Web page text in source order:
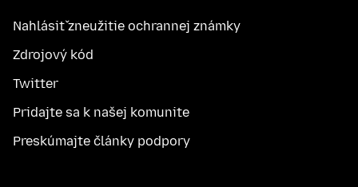
Nahlásiť zneužitie ochrannej známky
Zdrojový kód
Twitter
Pridajte sa k našej komunite
Preskúmajte články podpory